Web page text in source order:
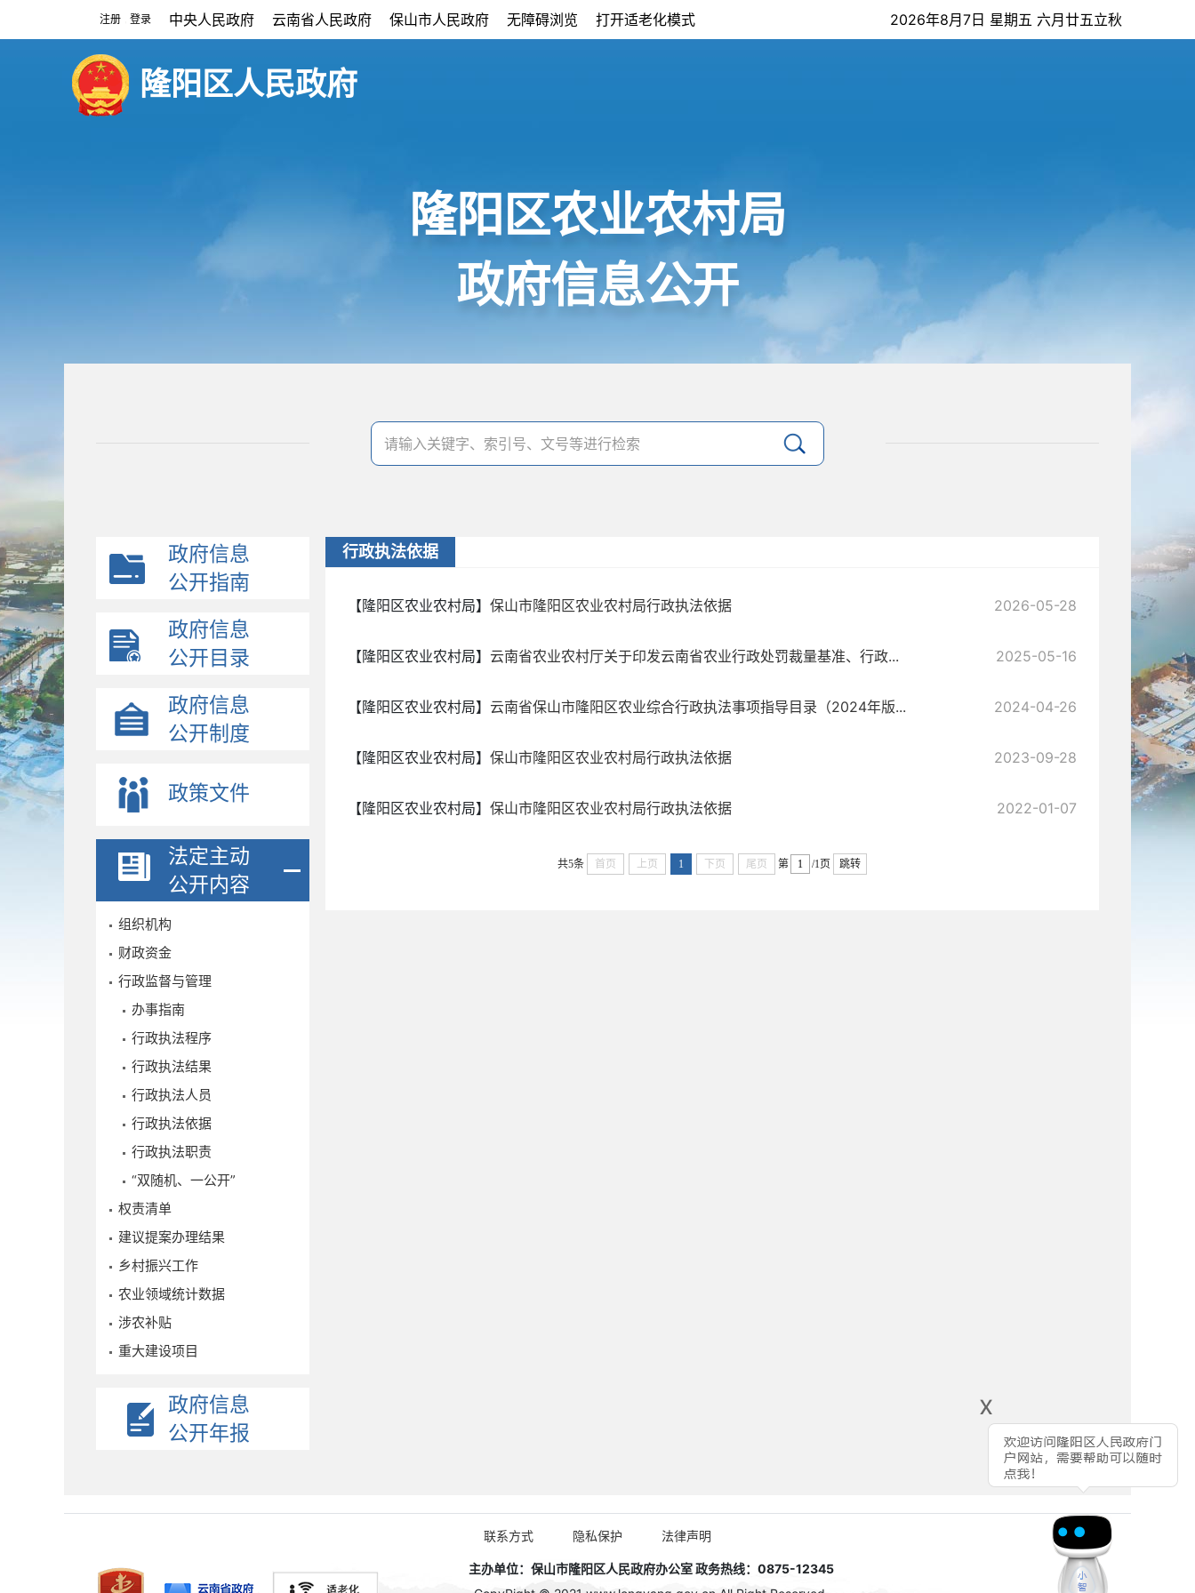
注册 登录
x
中央人民政府 云南省人民政府 保山市人民政府 无障碍浏览 打开适老化模式 2026年8月7日 星期五 六月廿五立秋
隆阳区人民政府
隆阳区农业农村局
政府信息公开
政府信息
公开指南
政府信息
公开目录
政府信息
公开制度
政策文件
法定主动
公开内容
组织机构
财政资金
行政监督与管理
办事指南
行政执法程序
行政执法结果
行政执法人员
行政执法依据
行政执法职责
“双随机、一公开”
权责清单
建议提案办理结果
乡村振兴工作
农业领域统计数据
涉农补贴
重大建设项目
政府信息
公开年报
行政执法依据
【隆阳区农业农村局】 保山市隆阳区农业农村局行政执法依据 2026-05-28
【隆阳区农业农村局】 云南省农业农村厅关于印发云南省农业行政处罚裁量基准、行政... 2025-05-16
【隆阳区农业农村局】 云南省保山市隆阳区农业综合行政执法事项指导目录（2024年版... 2024-04-26
【隆阳区农业农村局】 保山市隆阳区农业农村局行政执法依据 2023-09-28
【隆阳区农业农村局】 保山市隆阳区农业农村局行政执法依据 2022-01-07
共5条 首页 上页 1 下页 尾页 第 /1页 跳转
联系方式 隐私保护 法律声明
主办单位：保山市隆阳区人民政府办公室 政务热线：0875-12345